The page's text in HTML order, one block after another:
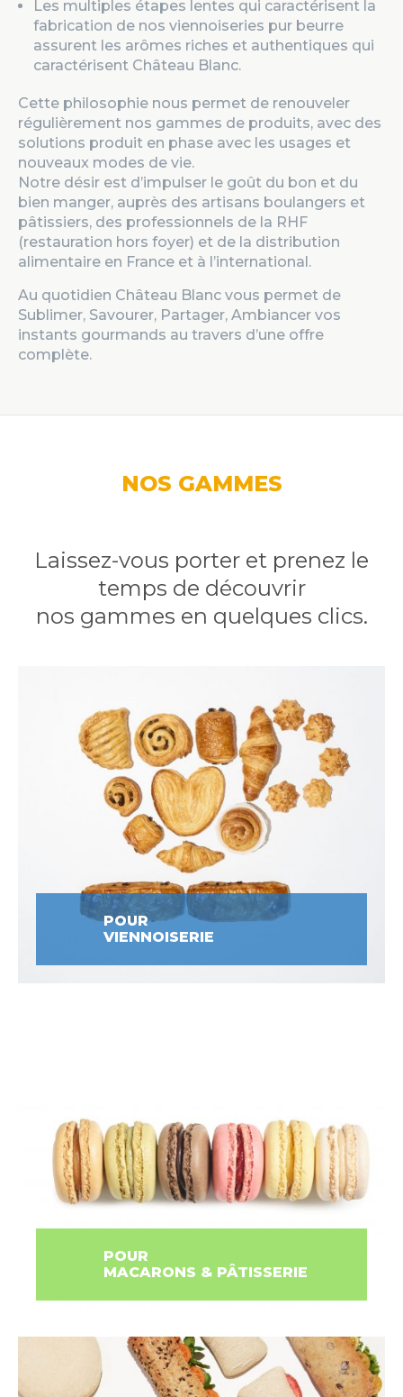
Les multiples étapes lentes qui caractérisent la
fabrication de nos viennoiseries pur beurre
assurent les arômes riches et authentiques qui
caractérisent Château Blanc.
Cette philosophie nous permet de renouveler
régulièrement nos gammes de produits, avec des
solutions produit en phase avec les usages et
nouveaux modes de vie.
Notre désir est d’impulser le goût du bon et du
bien manger, auprès des artisans boulangers et
pâtissiers, des professionnels de la RHF
(restauration hors foyer) et de la distribution
alimentaire en France et à l’international.
Au quotidien Château Blanc vous permet de
Sublimer, Savourer, Partager, Ambiancer vos
instants gourmands au travers d’une offre
complète.
NOS GAMMES
Laissez-vous porter et prenez le
temps de découvrir
nos gammes en quelques clics.
POUR
VIENNOISERIE
POUR
MACARONS & PÂTISSERIE